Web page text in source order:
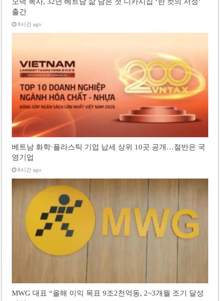
출간
8시간 ago
베트남 화학·플라스틱 기업 납세 상위 10곳 공개…절반은 국
영기업
8시간 ago
MWG 대표 “올해 이익 목표 9조2천억동, 2~3개월 조기 달성